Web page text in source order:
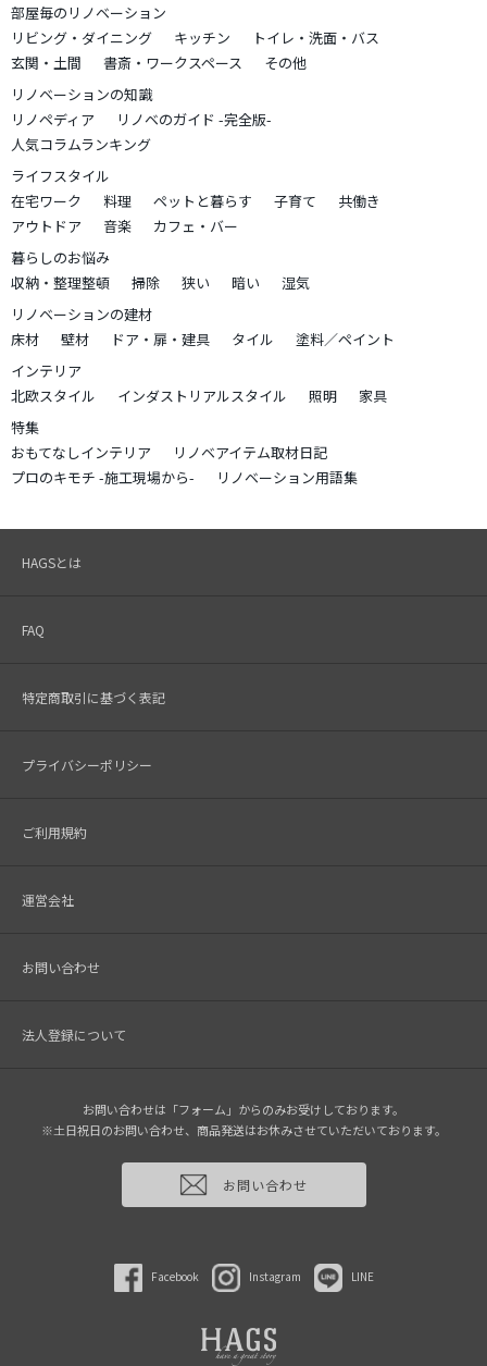
部屋毎のリノベーション
リビング・ダイニング
キッチン
トイレ・洗面・バス
玄関・土間
書斎・ワークスペース
その他
リノベーションの知識
リノペディア
リノベのガイド -完全版-
人気コラムランキング
ライフスタイル
在宅ワーク
料理 ペットと暮らす 子育て
共働き
アウトドア
音楽
カフェ・バー
暮らしのお悩み
収納・整理整頓
掃除 狭い 暗い
湿気
リノベーションの建材
床材
壁材 ドア・扉・建具 タイル
塗料／ペイント
インテリア
北欧スタイル
インダストリアルスタイル 照明
家具
特集
おもてなしインテリア
リノベアイテム取材日記
プロのキモチ -施工現場から-
リノベーション用語集
HAGSとは
FAQ
特定商取引に基づく表記
プライバシーポリシー
ご利用規約
運営会社
お問い合わせ
法人登録について
お問い合わせは「フォーム」からのみお受けしております。
※土日祝日のお問い合わせ、商品発送はお休みさせていただいております。
お問い合わせ
Facebook Instagram LINE